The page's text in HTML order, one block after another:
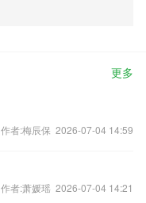
更多
作者:梅辰保 2026-07-04 14:59
作者:萧媛瑶 2026-07-04 14:21